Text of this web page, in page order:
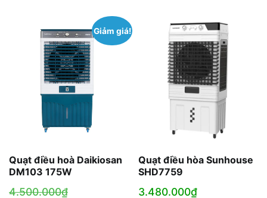
Giảm giá!
Quạt điều hoà Daikiosan
DM103 175W
4.500.000₫Giá
Quạt điều hòa Sunhouse
SHD7759
3.480.000₫